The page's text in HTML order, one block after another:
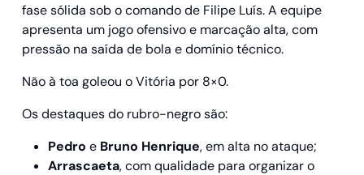
fase sólida sob o comando de Filipe Luís. A equipe
apresenta um jogo ofensivo e marcação alta, com
pressão na saída de bola e domínio técnico.
Não à toa goleou o Vitória por 8×0.
Os destaques do rubro-negro são:
Pedro e Bruno Henrique, em alta no ataque;
Arrascaeta, com qualidade para organizar o